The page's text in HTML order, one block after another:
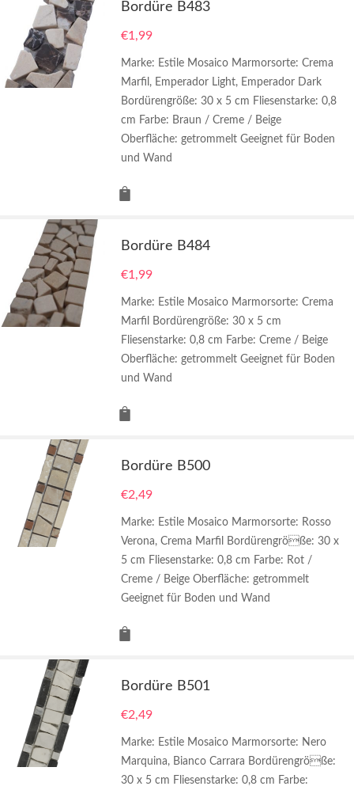
Bordüre B483
€1,99
Marke: Estile Mosaico Marmorsorte: Crema
Marfil, Emperador Light, Emperador Dark
Bordürengröße: 30 x 5 cm Fliesenstarke: 0,8
cm Farbe: Braun / Creme / Beige
Oberfläche: getrommelt Geeignet für Boden
und Wand
Bordüre B484
€1,99
Marke: Estile Mosaico Marmorsorte: Crema
Marfil Bordürengröße: 30 x 5 cm
Fliesenstarke: 0,8 cm Farbe: Creme / Beige
Oberfläche: getrommelt Geeignet für Boden
und Wand
Bordüre B500
€2,49
Marke: Estile Mosaico Marmorsorte: Rosso
Verona, Crema Marfil Bordürengröße: 30 x
5 cm Fliesenstarke: 0,8 cm Farbe: Rot /
Creme / Beige Oberfläche: getrommelt
Geeignet für Boden und Wand
Bordüre B501
€2,49
Marke: Estile Mosaico Marmorsorte: Nero
Marquina, Bianco Carrara Bordürengröße:
30 x 5 cm Fliesenstarke: 0,8 cm Farbe: